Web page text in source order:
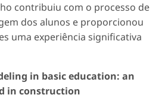
contribuiu com o processo de
dos alunos e proporcionou
uma experiência significativa
in basic education: an
in construction